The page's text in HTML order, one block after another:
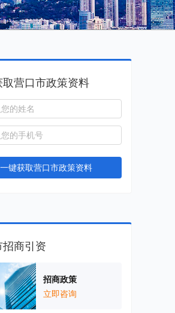
营口市政策资料
一键获取营口市政策资料
商引资
招商政策
立即咨询